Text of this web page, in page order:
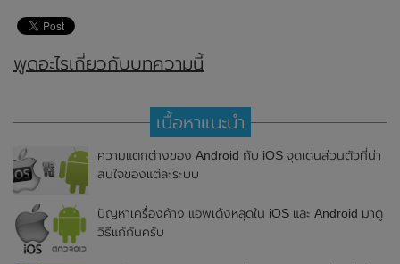
พูดอะไรเกี่ยวกับบทความนี้
เนื้อหาแนะนำ
ความแตกต่างของ Android กับ iOS จุดเด่นส่วนตัวที่น่า
สนใจของแต่ละระบบ
ปัญหาเครื่องค้าง แอพเด้งหลุดใน iOS และ Android มาดู
วิธีแก้กันครับ